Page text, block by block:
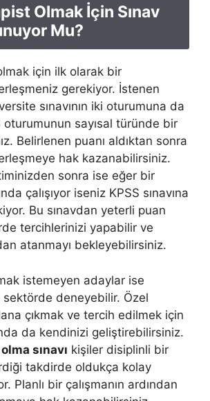
Olmak İçin Sınav
Mu?
için ilk olarak bir
gerekiyor. İstenen
sınavının iki oturumuna da
oturumunun sayısal türünde bir
Belirlenen puanı aldıktan sonra
hak kazanabilirsiniz.
sonra ise eğer bir
çalışıyor iseniz KPSS sınavına
Bu sınavdan yeterli puan
tercihlerinizi yapabilir ve
atanmayı bekleyebilirsiniz.
istemeyen adaylar ise
sektörde deneyebilir. Özel
çıkmak ve tercih edilmek için
da kendinizi geliştirebilirsiniz.
sınavı kişiler disiplinli bir
takdirde oldukça kolay
Planlı bir çalışmanın ardından